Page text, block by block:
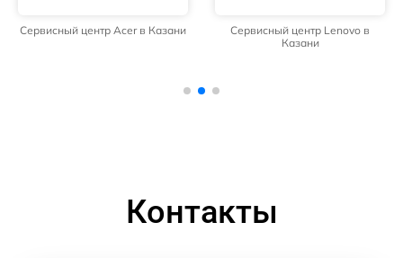
Сервисный центр Acer в Казани
Сервисный центр Lenovo в
Казани
Контакты